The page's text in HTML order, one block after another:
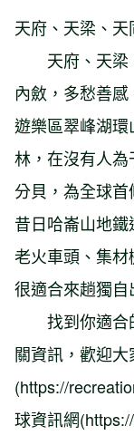
天府、天梁、天
天府、天梁
內斂，多愁善
遊樂區翠峰湖
林，在沒有人
分貝，為全球
昔日哈崙山地
老火車頭、集材
很適合來趟獨自
找到你適合
關資訊，歡迎
(https://
球資訊網